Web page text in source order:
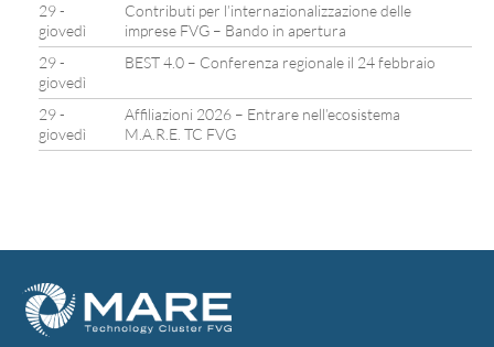
29 -
giovedì
Contributi per l’internazionalizzazione delle
imprese FVG – Bando in apertura
29 -
giovedì
BEST 4.0 – Conferenza regionale il 24 febbraio
29 -
giovedì
Affiliazioni 2026 – Entrare nell’ecosistema
M.A.R.E. TC FVG